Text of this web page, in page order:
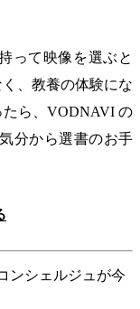
って映像を選ぶと
、教養の体験にな
たら、VODNAVI の
分から選書のお手
ンシェルジュが今